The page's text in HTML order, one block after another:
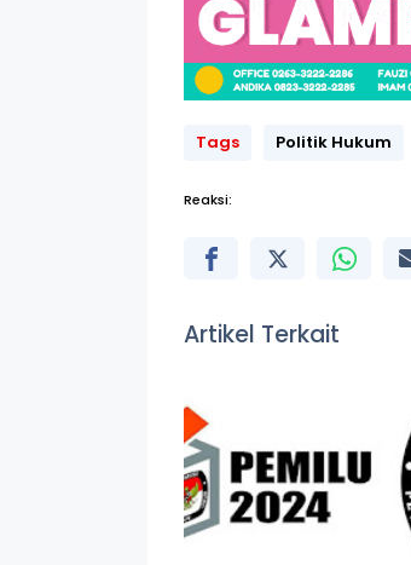
Tags Politik Hukum
Reaksi:
Artikel Terkait